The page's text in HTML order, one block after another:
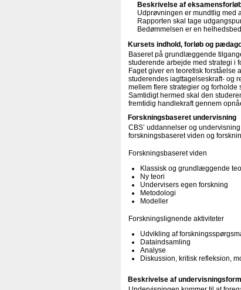
Beskrivelse af
Udprøvningen er mundtlig med
Rapporten skal tage
Bedømmelsen er en
Kursets indhold, forløb og
Baseret på grundlæggende
studerende arbejde med strategi i
Faget giver en teoretisk forståelse
studerendes iagttagelseskraft- og
mellem flere strategier og forholde
Samtidigt hermed skal den
fremtidig handlekraft gennem
Forskningsbaseret undervisning
CBS’ uddannelser og
forskningsbaseret viden og
Forskningsbaseret viden
Klassisk og grundlæggende
Ny teori
Undervisers egen forskning
Metodologi
Modeller
Forskningslignende aktiviteter
Udvikling af
Dataindsamling
Analyse
Diskussion, kritisk refleksion,
Beskrivelse af